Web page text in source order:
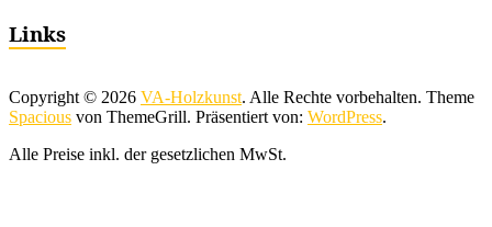
Links
Copyright © 2026 VA-Holzkunst. Alle Rechte vorbehalten. Theme
Spacious von ThemeGrill. Präsentiert von: WordPress.
Alle Preise inkl. der gesetzlichen MwSt.